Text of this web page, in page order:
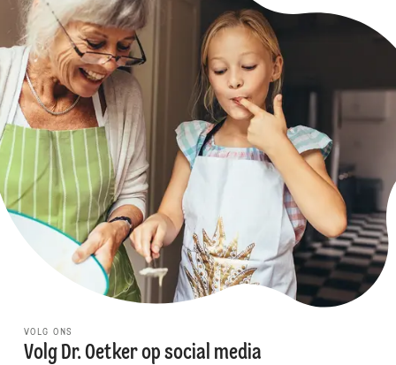
VOLG ONS
Volg Dr. Oetker op social media